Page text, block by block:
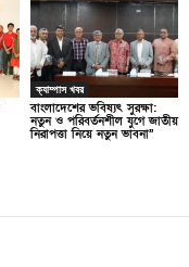
ক্যাম্পাস খবর
বাংলাদেশের ভবিষ্যৎ সুরক্ষা:
নতুন ও পরিবর্তনশীল যুগে জাতীয়
নিরাপত্তা নিয়ে নতুন ভাবনা”